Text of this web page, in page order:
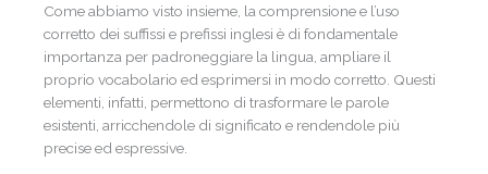
Come abbiamo visto insieme, la comprensione e l’uso
corretto dei suffissi e prefissi inglesi è di fondamentale
importanza per padroneggiare la lingua, ampliare il
proprio vocabolario ed esprimersi in modo corretto. Questi
elementi, infatti, permettono di trasformare le parole
esistenti, arricchendole di significato e rendendole più
precise ed espressive.